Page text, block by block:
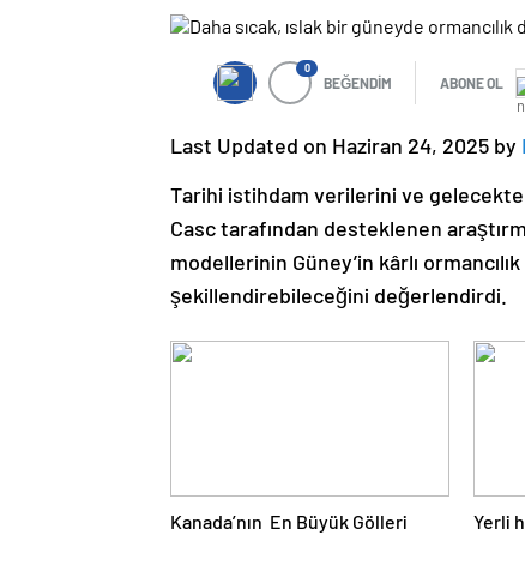
0
BEĞENDİM ABONE OL
Last Updated on Haziran 24, 2025 by
Tarihi istihdam verilerini ve
Casc tarafından desteklenen
modellerinin Güney’in kârlı
şekillendirebileceğini değerlendirdi.
Kanada’nın En Büyük Gölleri Yerli